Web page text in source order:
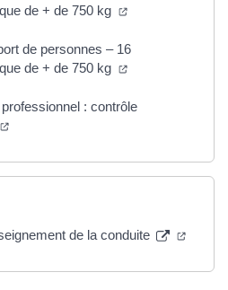
de + de 750 kg
de personnes – 16
de + de 750 kg
: contrôle
de la conduite